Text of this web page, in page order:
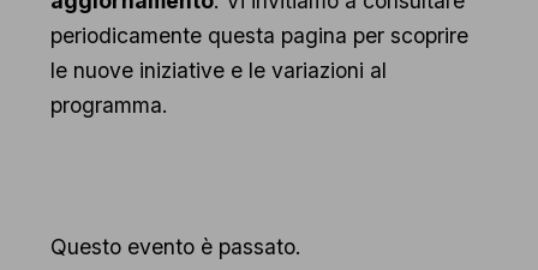
periodicamente questa pagina per scoprire
le nuove iniziative e le variazioni al
programma.
Questo evento è passato.